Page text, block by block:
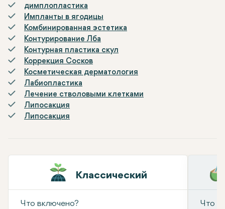
димплопластика
Импланты в ягодицы
Комбинированная эстетика
Контурирование Лба
Контурная пластика скул
Коррекция Сосков
Косметическая дерматология
Лабиопластика
Лечение стволовыми клетками
Липосакция
Липосакция
Классический
Что включено? Что